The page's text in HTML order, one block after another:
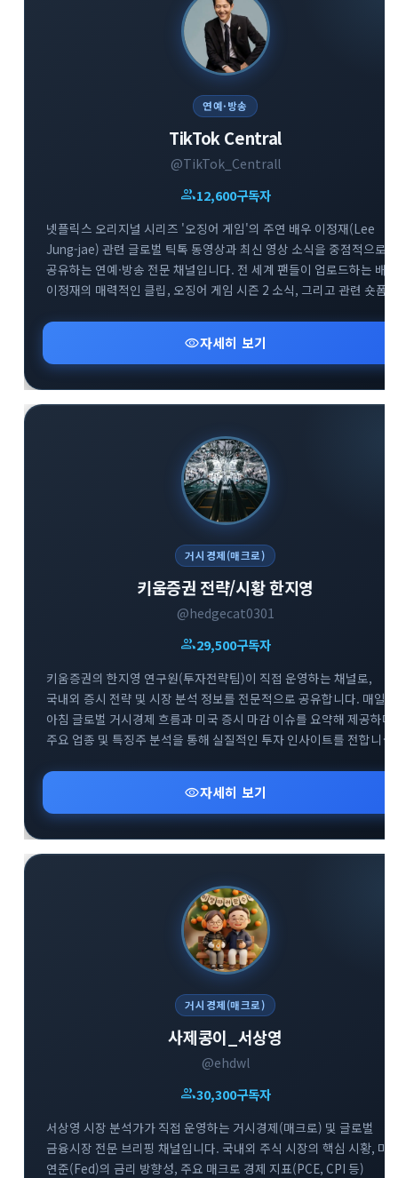
연예·방송
TikTok Central
@TikTok_Centrall
group12,600구독자
넷플릭스 오리지널 시리즈 '오징어 게임'의 주연 배우 이정재(Lee
Jung-jae) 관련 글로벌 틱톡 동영상과 최신 영상 소식을 중점적으로
공유하는 연예·방송 전문 채널입니다. 전 세계 팬들이 업로드하는 배우
이정재의 매력적인 클립, 오징어 게임 시즌 2 소식, 그리고 관련 숏폼
이정재와 오징어 게임의 다양한 글로벌 틱톡 트렌드를 감상하고 소통
수 있는 매력적인 엔터테인먼트 공간입니다.
visibility자세히 보기
거시경제(매크로)
키움증권 전략/시황 한지영
@hedgecat0301
group29,500구독자
키움증권의 한지영 연구원(투자전략팀)이 직접 운영하는 채널로,
국내외 증시 전략 및 시장 분석 정보를 전문적으로 공유합니다. 매일
아침 글로벌 거시경제 흐름과 미국 증시 마감 이슈를 요약해 제공하며,
주요 업종 및 특징주 분석을 통해 실질적인 투자 인사이트를 전합니다.
신속한 분석을 만나볼 수 있는 경제·금융 브리핑 채널입니다.
visibility자세히 보기
거시경제(매크로)
사제콩이_서상영
@ehdwl
group30,300구독자
서상영 시장 분석가가 직접 운영하는 거시경제(매크로) 및 글로벌
금융시장 전문 브리핑 채널입니다. 국내외 주식 시장의 핵심 시황, 미
연준(Fed)의 금리 방향성, 주요 매크로 경제 지표(PCE, CPI 등)